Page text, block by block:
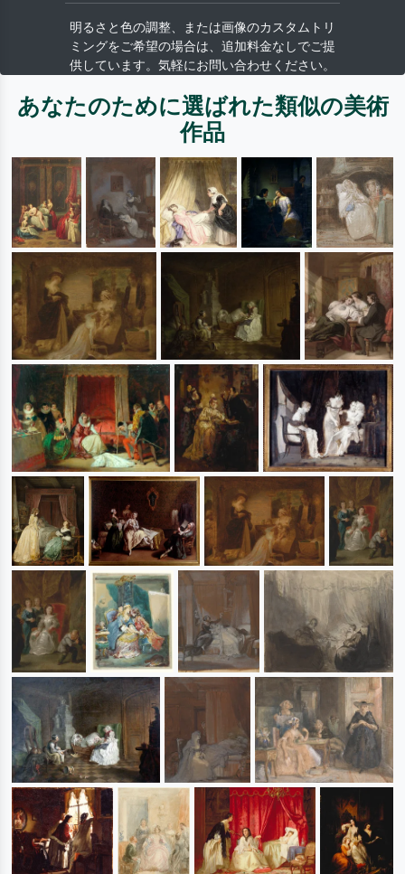
明るさと色の調整、または画像のカスタムトリ
ミングをご希望の場合は、追加料金なしでご提
供しています。気軽にお問い合わせください。
あなたのために選ばれた類似の美術
作品